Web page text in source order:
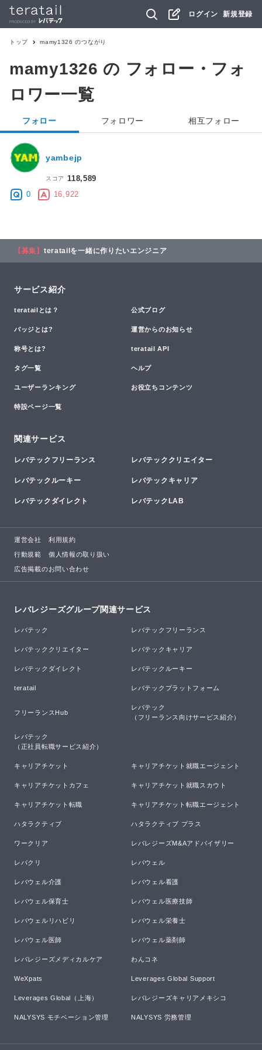
ログイン 新規登録
トップ mamy1326 のつながり
mamy1326 の フォロー・フォ
ロワー一覧
フォロー フォロワー 相互フォロー
yambejp
スコア
118,589
0
16,922
【募集】 teratailを一緒に作りたいエンジニア
サービス紹介
teratailとは？ 公式ブログ
バッジとは? 運営からのお知らせ
称号とは? teratail API
タグ一覧 ヘルプ
ユーザーランキング お役立ちコンテンツ
特設ページ一覧
関連サービス
レバテックフリーランス レバテッククリエイター
レバテックルーキー レバテックキャリア
レバテックダイレクト レバテックLAB
運営会社 利用規約
行動規範 個人情報の取り扱い
広告掲載のお問い合わせ
レバレジーズグループ関連サービス
レバテック レバテックフリーランス
レバテッククリエイター レバテックキャリア
レバテックダイレクト レバテックルーキー
teratail レバテックプラットフォーム
フリーランスHub
レバテック
（フリーランス向けサービス紹介）
レバテック
（正社員転職サービス紹介）
キャリアチケット キャリアチケット就職エージェント
キャリアチケットカフェ キャリアチケット就職スカウト
キャリアチケット転職 キャリアチケット転職エージェント
ハタラクティブ ハタラクティブ プラス
ワークリア レバレジーズM&Aアドバイザリー
レバクリ レバウェル
レバウェル介護 レバウェル看護
レバウェル保育士 レバウェル医療技師
レバウェルリハビリ レバウェル栄養士
レバウェル医師 レバウェル薬剤師
レバレジーズメディカルケア わんコネ
WeXpats Leverages Global Support
Leverages Global（上海） レバレジーズキャリアメキシコ
NALYSYS モチベーション管理 NALYSYS 労務管理